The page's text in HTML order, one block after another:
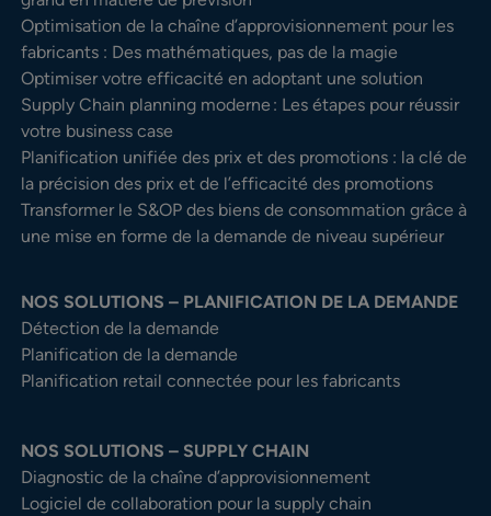
Optimisation de la chaîne d’approvisionnement pour les
fabricants : Des mathématiques, pas de la magie
Optimiser votre efficacité en adoptant une solution
Supply Chain planning moderne : Les étapes pour réussir
votre business case
Planification unifiée des prix et des promotions : la clé de
la précision des prix et de l’efficacité des promotions
Transformer le S&OP des biens de consommation grâce à
une mise en forme de la demande de niveau supérieur
NOS SOLUTIONS – PLANIFICATION DE LA DEMANDE
Détection de la demande
Planification de la demande
Planification retail connectée pour les fabricants
NOS SOLUTIONS – SUPPLY CHAIN
Diagnostic de la chaîne d’approvisionnement
Logiciel de collaboration pour la supply chain